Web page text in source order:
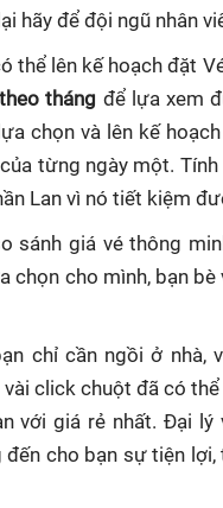
hãy để đội ngũ nhân
thể lên kế hoạch đặt
tháng để lựa xem
chọn và lên kế
từng ngày một.
Lan vì nó tiết kiệm
sánh giá vé thông
chọn cho mình, bạn
chỉ cần ngồi ở
click chuột đã có
với giá rẻ nhất. Đại lý
đến cho bạn sự tiện